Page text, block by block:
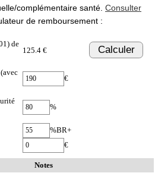
complémentaire santé. Consulter
de remboursement :
de
125.4 € Calculer
€
%
%BR+
€
Notes